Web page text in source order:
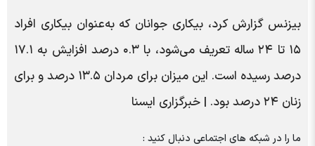
بیزنس گزارش کرد، بیکاری جوانان که به‌عنوان بیکاری افراد
۱۵ تا ۲۴ ساله تعریف می‌شود، با ۰.۳ درصد افزایش به ۱۷.۱
درصد رسیده است. این میزان برای مردان ۱۳.۵ درصد و برای
زنان ۲۴ درصد بود. | خبرگزاری ایسنا
ما را در شبکه های اجتماعی دنبال کنید :